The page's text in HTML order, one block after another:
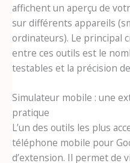
affichent un aperçu de
sur différents appareils
ordinateurs). Le principal
entre ces outils est le
testables et la précision
Simulateur mobile : une
pratique
L’un des outils les plus
téléphone mobile pour
d’extension. Il permet de